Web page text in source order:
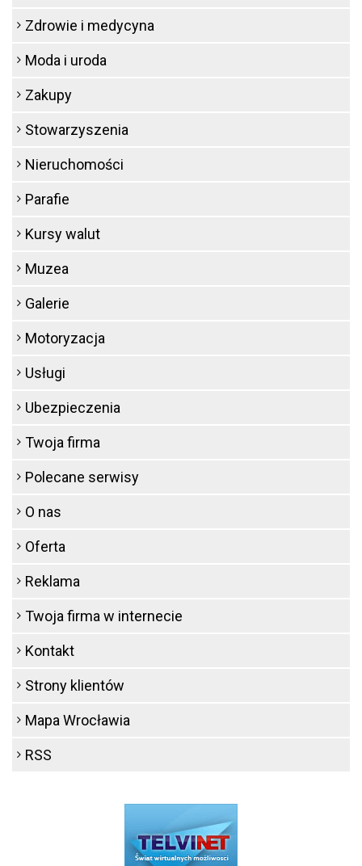
Zdrowie i medycyna
Moda i uroda
Zakupy
Stowarzyszenia
Nieruchomości
Parafie
Kursy walut
Muzea
Galerie
Motoryzacja
Usługi
Ubezpieczenia
Twoja firma
Polecane serwisy
O nas
Oferta
Reklama
Twoja firma w internecie
Kontakt
Strony klientów
Mapa Wrocławia
RSS